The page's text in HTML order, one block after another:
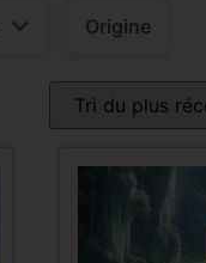
Origine